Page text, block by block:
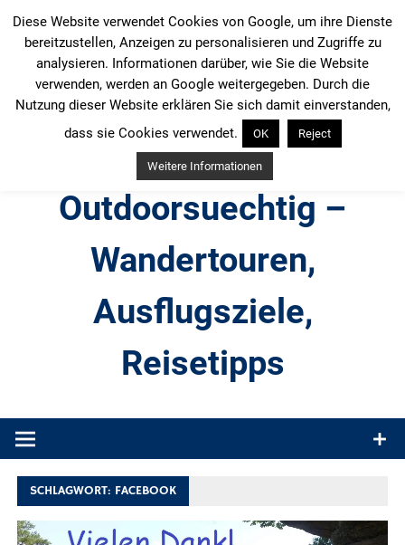
Inhalt
springen
Outdoorsuechtig –
Wandertouren,
Ausflugsziele,
Reisetipps
Produkttests und Buchrezensionen. Ein Blog für alle, die gern
SCHLAGWORT: FACEBOOK
Diese Website verwendet Cookies von Google, um ihre Dienste
bereitzustellen, Anzeigen zu personalisieren und Zugriffe zu
analysieren. Informationen darüber, wie Sie die Website
verwenden, werden an Google weitergegeben. Durch die
Nutzung dieser Website erklären Sie sich damit einverstanden,
dass sie Cookies verwendet.
OK Reject
Weitere Informationen